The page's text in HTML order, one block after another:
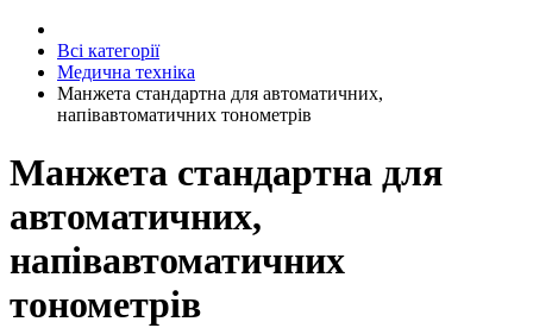
Всі категорії
Медична техніка
Манжета стандартна для автоматичних,
напівавтоматичних тонометрів
Манжета стандартна для
автоматичних,
напівавтоматичних
тонометрів